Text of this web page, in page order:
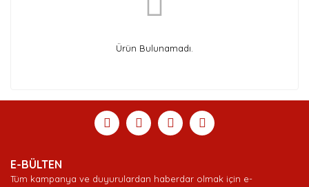
Ürün Bulunamadı.
E-BÜLTEN
Tüm kampanya ve duyurulardan haberdar olmak için e-